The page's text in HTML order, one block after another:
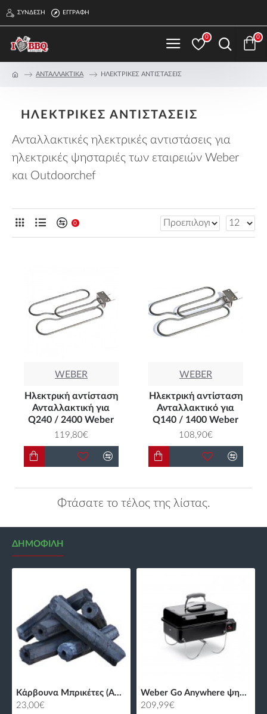
ΣΎΝΔΕΣΗ ΕΓΓΡΑΦΉ
0 0
ΑΝΤΑΛΛΑΚΤΙΚΑ ΗΛΕΚΤΡΙΚΕΣ ΑΝΤΙΣΤΑΣΕΙΣ
ΗΛΕΚΤΡΙΚΕΣ ΑΝΤΙΣΤΑΣΕΙΣ
Ανταλλακτικές ηλεκτρικές αντιστάσεις για
ηλεκτρικές ψησταριές των εταιρειών Weber
και Outdoorchef
0
WEBER
Ηλεκτρική αντίσταση
Ανταλλακτική για
Q240 / 2400 Weber
119,80€
WEBER
Ηλεκτρική αντίσταση
Ανταλλακτικό για
Q140 / 1400 Weber
108,90€
Φτάσατε το τέλος της λίστας.
ΔΗΜΟΦΙΛΉ
Κάρβουνα Μπρικέτες (Α+) με Τρύπα - 10kg
23,00€
Weber Go Anywhere ψησταριά υγραερίου
209,99€